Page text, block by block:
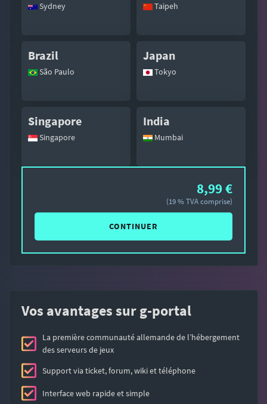
Sydney Taipeh
Brazil
São Paulo
Japan
Tokyo
Singapore
Singapore
India
Mumbai
8,99 €
(19 % TVA comprise)
CONTINUER
Vos avantages sur g-portal
La première communauté allemande de l’hébergement
des serveurs de jeux
Support via ticket, forum, wiki et téléphone
Interface web rapide et simple